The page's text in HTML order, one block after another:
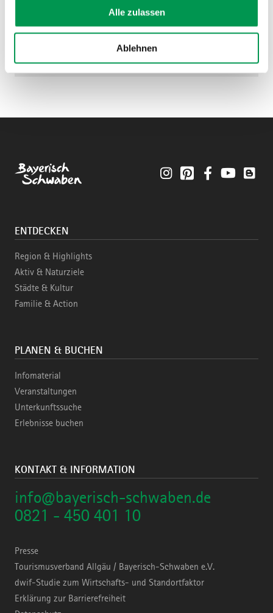
Alle zulassen
Ablehnen
InstagramPinterestFacebookYouTube
ENTDECKEN
Region & Highlights
Aktiv & Naturziele
Städte & Kultur
Familie & Action
PLANEN & BUCHEN
Infomaterial
Veranstaltungen
Unterkunftssuche
Erlebnisse buchen
KONTAKT & INFORMATION
info@bayerisch-schwaben.de
0821 - 450 401 10
Presse
Tourismusverband Allgäu / Bayerisch-Schwaben e.V.
dwif-Studie zum Wirtschafts- und Standortfaktor
Erklärung zur Barrierefreiheit